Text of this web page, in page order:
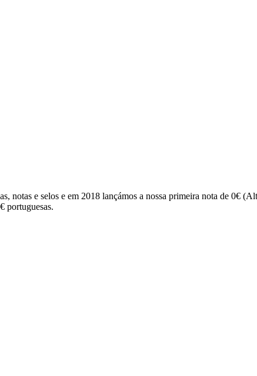
notas e selos e em 2018 lançámos a nossa primeira nota de 0€
portuguesas.